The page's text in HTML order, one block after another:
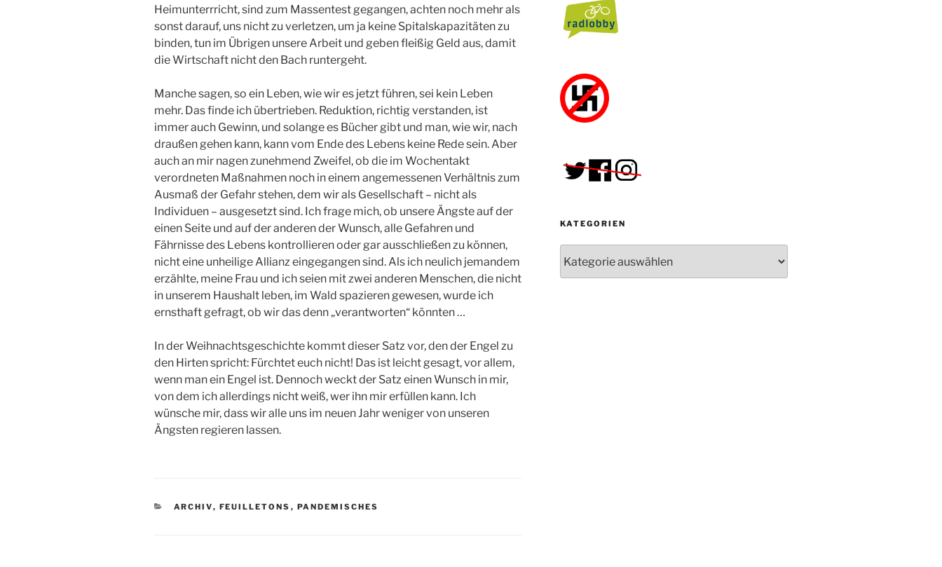
Heimunterrricht, sind zum Massentest gegangen, achten noch mehr als
sonst darauf, uns nicht zu verletzen, um ja keine Spitalskapazitäten zu
binden, tun im Übrigen unsere Arbeit und geben fleißig Geld aus, damit
die Wirtschaft nicht den Bach runtergeht.
Manche sagen, so ein Leben, wie wir es jetzt führen, sei kein Leben
mehr. Das finde ich übertrieben. Reduktion, richtig verstanden, ist
immer auch Gewinn, und solange es Bücher gibt und man, wie wir, nach
draußen gehen kann, kann vom Ende des Lebens keine Rede sein. Aber
auch an mir nagen zunehmend Zweifel, ob die im Wochentakt
verordneten Maßnahmen noch in einem angemessenen Verhältnis zum
Ausmaß der Gefahr stehen, dem wir als Gesellschaft – nicht als
Individuen – ausgesetzt sind. Ich frage mich, ob unsere Ängste auf der
einen Seite und auf der anderen der Wunsch, alle Gefahren und
Fährnisse des Lebens kontrollieren oder gar ausschließen zu können,
nicht eine unheilige Allianz eingegangen sind. Als ich neulich jemandem
erzählte, meine Frau und ich seien mit zwei anderen Menschen, die nicht
in unserem Haushalt leben, im Wald spazieren gewesen, wurde ich
ernsthaft gefragt, ob wir das denn „verantworten“ könnten …
In der Weihnachtsgeschichte kommt dieser Satz vor, den der Engel zu
den Hirten spricht: Fürchtet euch nicht! Das ist leicht gesagt, vor allem,
wenn man ein Engel ist. Dennoch weckt der Satz einen Wunsch in mir,
von dem ich allerdings nicht weiß, wer ihn mir erfüllen kann. Ich
wünsche mir, dass wir alle uns im neuen Jahr weniger von unseren
Ängsten regieren lassen.
KATEGORIEN
ARCHIV, FEUILLETONS , PANDEMISCHES
KATEGORIEN